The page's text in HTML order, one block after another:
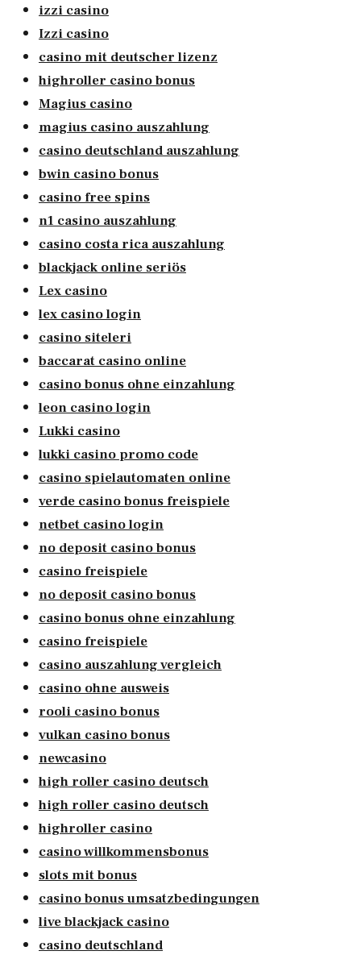
izzi casino
Izzi casino
casino mit deutscher lizenz
highroller casino bonus
Magius casino
magius casino auszahlung
casino deutschland auszahlung
bwin casino bonus
casino free spins
n1 casino auszahlung
casino costa rica auszahlung
blackjack online seriös
Lex casino
lex casino login
casino siteleri
baccarat casino online
casino bonus ohne einzahlung
leon casino login
Lukki casino
lukki casino promo code
casino spielautomaten online
verde casino bonus freispiele
netbet casino login
no deposit casino bonus
casino freispiele
no deposit casino bonus
casino bonus ohne einzahlung
casino freispiele
casino auszahlung vergleich
casino ohne ausweis
rooli casino bonus
vulkan casino bonus
newcasino
high roller casino deutsch
high roller casino deutsch
highroller casino
casino willkommensbonus
slots mit bonus
casino bonus umsatzbedingungen
live blackjack casino
casino deutschland